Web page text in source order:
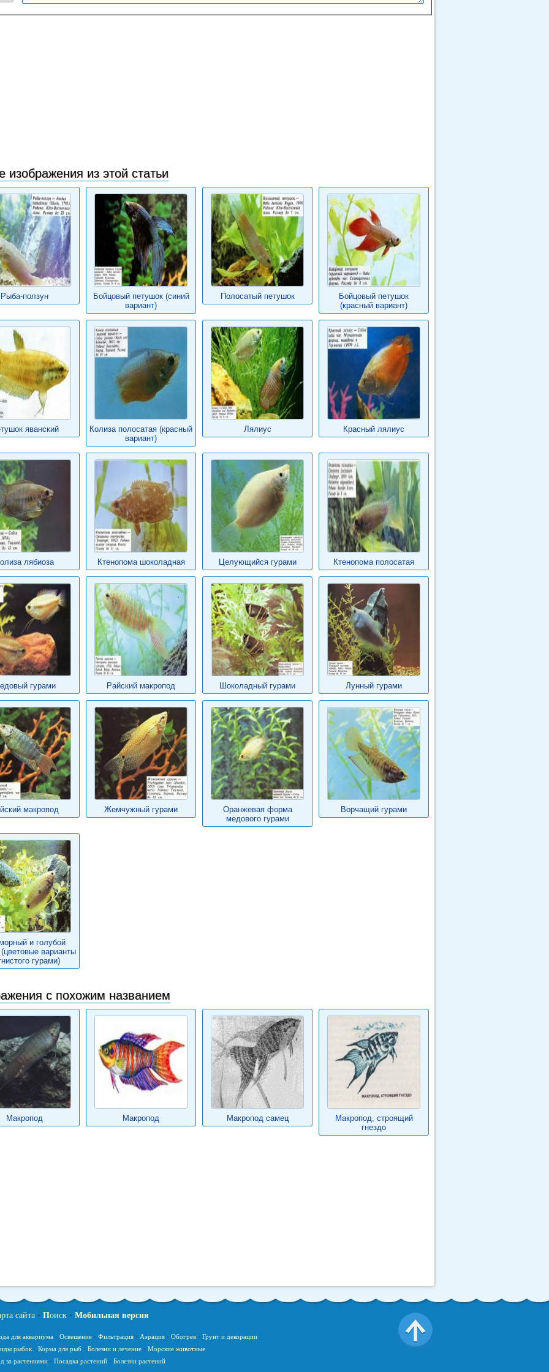
изображения из этой статьи
Рыба-ползун
Бойцовый петушок (синий
вариант)
Полосатый петушок
Бойцовый петушок
(красный вариант)
яванский
Колиза полосатая (красный
вариант)
Лялиус Красный лялиус
лябиоза Ктенопома шоколадная Целующийся гурами Ктенопома полосатая
гурами Райский макропод Шоколадный гурами Лунный гурами
макропод Жемчужный гурами
Оранжевая форма
медового гурами
Ворчащий гурами
и голубой
варианты
гурами)
с похожим названием
Макропод Макропод Макропод самец
Макропод, строящий
гнездо
сайта• Поиск• Мобильная версия
для аквариума· Освещение· Фильтрация· Аэрация· Обогрев· Грунт и декорации
рыбок· Корма для рыб· Болезни и лечение· Морские животные
за растениями· Посадка растений· Болезни растений